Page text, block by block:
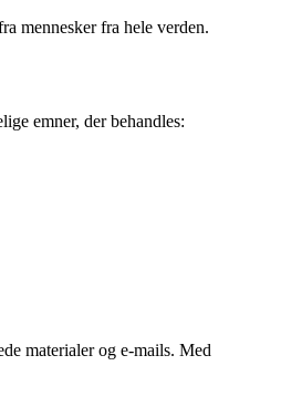
mennesker fra hele verden.
emner, der behandles:
materialer og e-mails. Med